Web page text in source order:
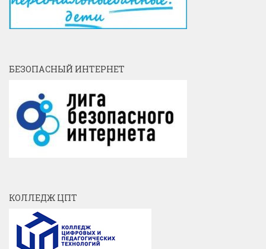
БЕЗОПАСНЫЙ ИНТЕРНЕТ
КОЛЛЕДЖ ЦПТ